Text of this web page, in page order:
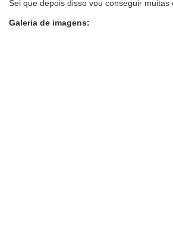
Sei que depois disso vou conseguir muitas
Galeria de imagens: